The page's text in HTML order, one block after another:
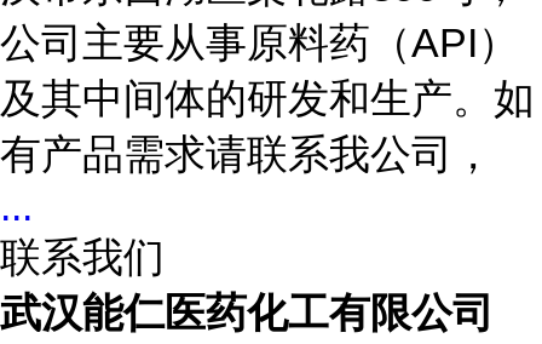
公司主要从事原料药（API）
及其中间体的研发和生产。如
有产品需求请联系我公司，
...
联系我们
武汉能仁医药化工有限公司